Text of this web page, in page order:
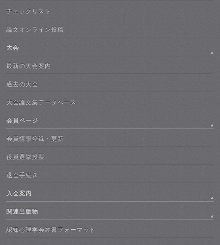
チェックリスト
論文オンライン投稿
大会
最新の大会案内
過去の大会
大会論文集データベース
会員ページ
会員情報登録・更新
役員選挙投票
退会手続き
入会案内
関連出版物
認知心理学会叢書フォーマット